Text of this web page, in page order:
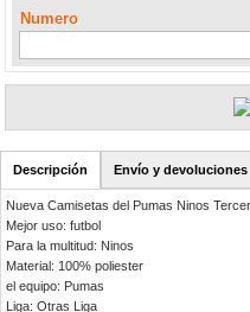
Numero
Descripción Envío y devoluciones
Nueva Camisetas del Pumas Ninos
Mejor uso: futbol
Para la multitud: Ninos
Material: 100% poliester
el equipo: Pumas
Liga: Otras Liga